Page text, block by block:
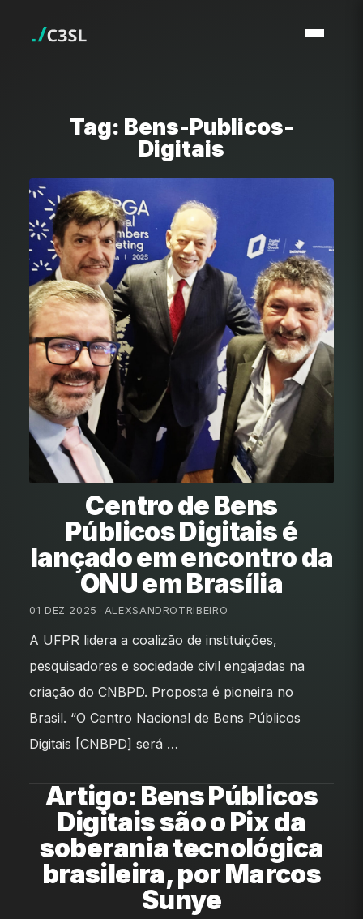
Tag: Bens-Publicos-
Digitais
Centro de Bens
Públicos Digitais é
lançado em encontro da
ONU em Brasília
01 DEZ 2025 ALEXSANDROTRIBEIRO
A UFPR lidera a coalizão de instituições,
pesquisadores e sociedade civil engajadas na
criação do CNBPD. Proposta é pioneira no
Brasil. “O Centro Nacional de Bens Públicos
Digitais [CNBPD] será …
Artigo: Bens Públicos
Digitais são o Pix da
soberania tecnológica
brasileira, por Marcos
Sunye